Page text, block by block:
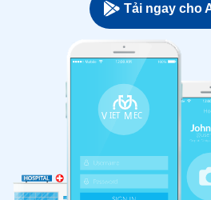
Tải ngay cho